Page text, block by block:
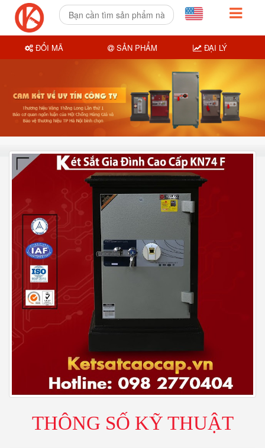
THÔNG SỐ KỸ THUẬT
ĐỔI MÃ SẢN PHẨM ĐẠI LÝ